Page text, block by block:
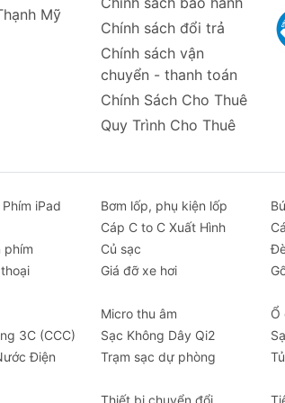
sẽ tự động dừng khi đạt đến mức áp
kiện thiếu sáng hoặc ban đêm, đảm
tương thích với hầu hết các loại van
Mỹ
Chính sách đổi trả
Chính sách vận
chuyển - thanh toán
Chính Sách Cho Thuê
Quy Trình Cho Thuê
iPad Bơm lốp, phụ kiện lốp
Cáp C to C Xuất Hình
phím Củ sạc
Giá đỡ xe hơi
Micro thu âm Ổ
3C (CCC) Sạc Không Dây Qi2
Điện
Trạm sạc dự phòng
Thiết bị chuyển đổi